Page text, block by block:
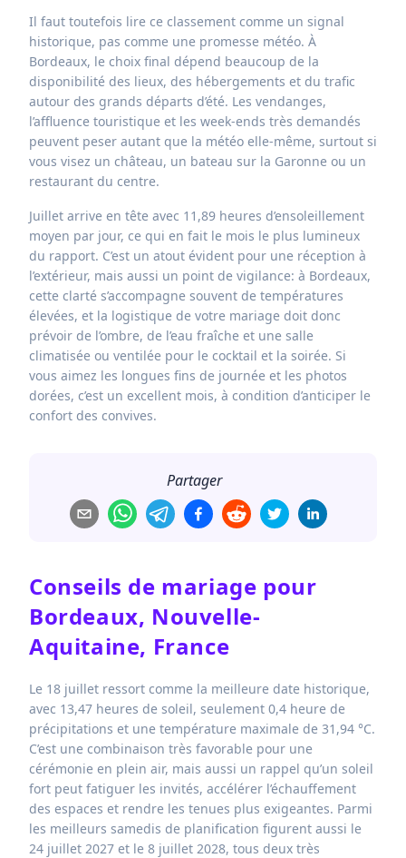
Il faut toutefois lire ce classement comme un signal
historique, pas comme une promesse météo. À
Bordeaux, le choix final dépend beaucoup de la
disponibilité des lieux, des hébergements et du trafic
autour des grands départs d’été. Les vendanges,
l’affluence touristique et les week-ends très demandés
peuvent peser autant que la météo elle-même, surtout si
vous visez un château, un bateau sur la Garonne ou un
restaurant du centre.
Juillet arrive en tête avec 11,89 heures d’ensoleillement
moyen par jour, ce qui en fait le mois le plus lumineux
du rapport. C’est un atout évident pour une réception à
l’extérieur, mais aussi un point de vigilance: à Bordeaux,
cette clarté s’accompagne souvent de températures
élevées, et la logistique de votre mariage doit donc
prévoir de l’ombre, de l’eau fraîche et une salle
climatisée ou ventilée pour le cocktail et la soirée. Si
vous aimez les longues fins de journée et les photos
dorées, c’est un excellent mois, à condition d’anticiper le
confort des convives.
Partager
Conseils de mariage pour
Bordeaux, Nouvelle-
Aquitaine, France
Le 18 juillet ressort comme la meilleure date historique,
avec 13,47 heures de soleil, seulement 0,4 heure de
précipitations et une température maximale de 31,94 °C.
C’est une combinaison très favorable pour une
cérémonie en plein air, mais aussi un rappel qu’un soleil
fort peut fatiguer les invités, accélérer l’échauffement
des espaces et rendre les tenues plus exigeantes. Parmi
les meilleurs samedis de planification figurent aussi le
24 juillet 2027 et le 8 juillet 2028, tous deux très